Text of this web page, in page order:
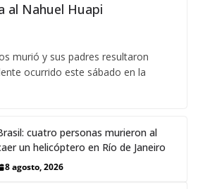
al Nahuel Huapi
murió y sus padres resultaron
ocurrido este sábado en la
cuatro personas murieron al
un helicóptero en Río de Janeiro
8 agosto, 2026